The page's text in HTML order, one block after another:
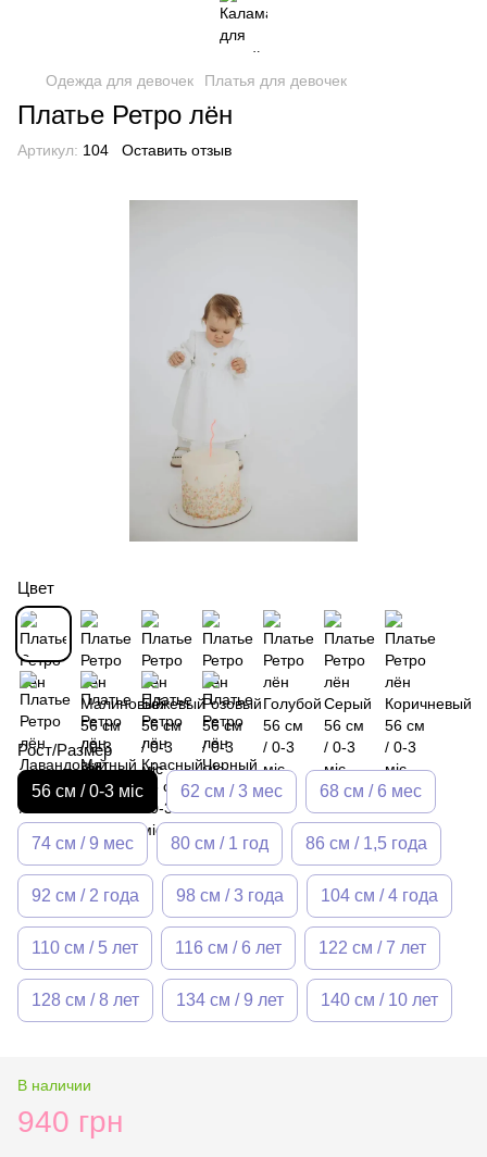
Одежда для девочек Платья для девочек
Платье Ретро лён
Артикул: 104 Оставить отзыв
Цвет
Рост/Размер
56 см / 0-3 міс 62 см / 3 мес 68 см / 6 мес
74 см / 9 мес 80 см / 1 год 86 см / 1,5 года
92 см / 2 года 98 см / 3 года 104 см / 4 года
110 см / 5 лет 116 см / 6 лет 122 см / 7 лет
128 см / 8 лет 134 см / 9 лет 140 см / 10 лет
В наличии
940 грн